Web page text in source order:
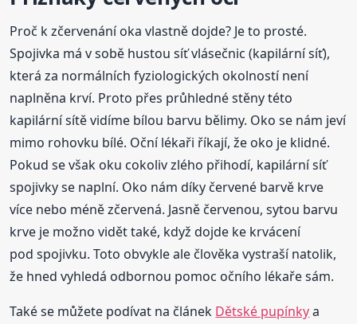
Proč k zčervenání oka vlastně dojde? Je to prosté.
Spojivka má v sobě hustou síť vlásečnic (kapilární síť),
která za normálních fyziologických okolností není
naplněna krví. Proto přes průhledné stěny této
kapilární sítě vidíme bílou barvu bělimy. Oko se nám jeví
mimo rohovku bílé. Oční lékaři říkají, že oko je klidné.
Pokud se však oku cokoliv zlého přihodí, kapilární síť
spojivky se naplní. Oko nám díky červené barvě krve
více nebo méně zčervená. Jasně červenou, sytou barvu
krve je možno vidět také, když dojde ke krvácení
pod spojivku. Toto obvykle ale člověka vystraší natolik,
že hned vyhledá odbornou pomoc očního lékaře sám.
Také se můžete podívat na článek Dětské pupínkya